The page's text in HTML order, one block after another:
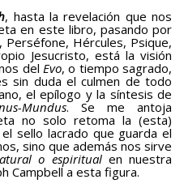
, hasta la revelación que nos
en este libro, pasando por
Perséfone, Hércules, Psique,
Jesucristo, está la visión
del Evo, o tiempo sagrado,
sin duda el culmen de todo
el epílogo y la síntesis de
Mundus. Se me antoja
no solo retoma la (esta)
sello lacrado que guarda el
sino que además nos sirve
o espiritual en nuestra
Campbell a esta figura.